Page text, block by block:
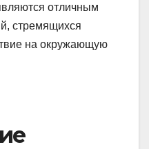
отличным
стремящихся
на окружающую